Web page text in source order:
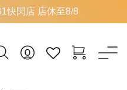
快閃店 店休至8/8